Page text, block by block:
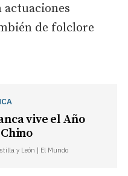
actuaciones
de folclore
vive el Año
y León | El Mundo